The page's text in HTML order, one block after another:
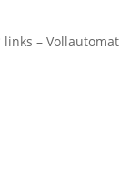
– Vollautomat